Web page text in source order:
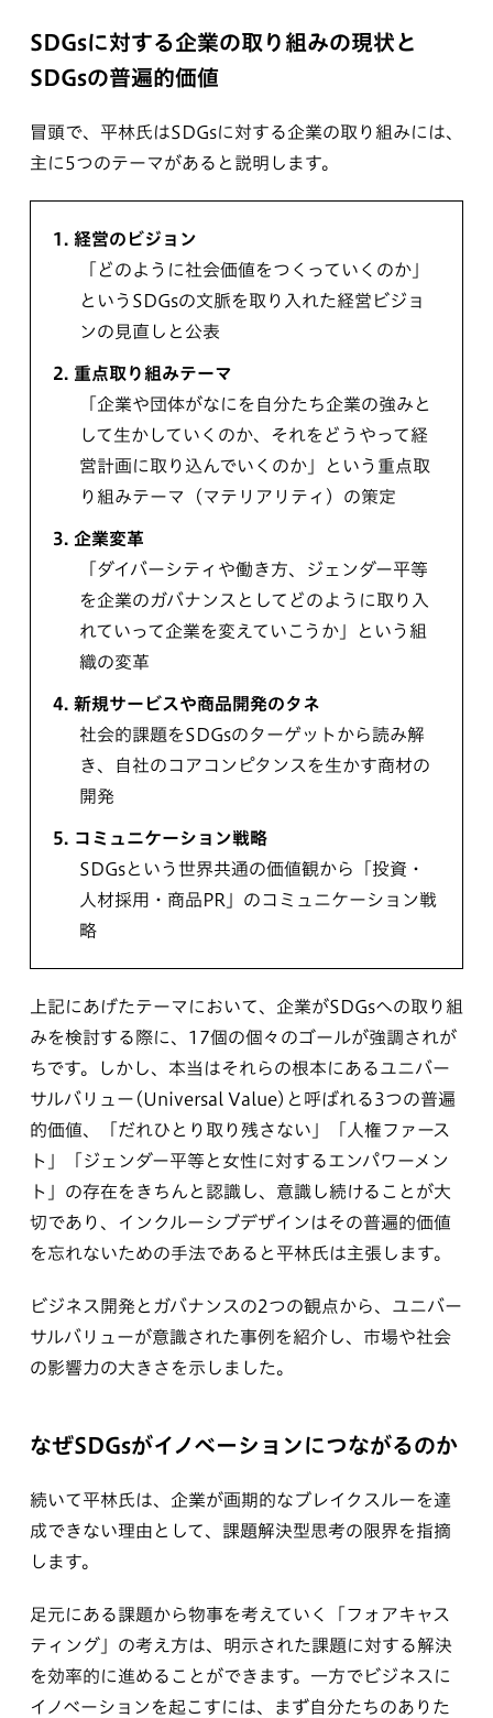
SDGsに対する企業の取り組みの現状と
SDGsの普遍的価値
冒頭で、平林氏はSDGsに対する企業の取り組みには、
主に5つのテーマがあると説明します。
1. 経営のビジョン
「どのように社会価値をつくっていくのか」
というSDGsの文脈を取り入れた経営ビジョ
ンの見直しと公表
2. 重点取り組みテーマ
「企業や団体がなにを自分たち企業の強みと
して生かしていくのか、それをどうやって経
営計画に取り込んでいくのか」という重点取
り組みテーマ（マテリアリティ）の策定
3. 企業変革
「ダイバーシティや働き方、ジェンダー平等
を企業のガバナンスとしてどのように取り入
れていって企業を変えていこうか」という組
織の変革
4. 新規サービスや商品開発のタネ
社会的課題をSDGsのターゲットから読み解
き、自社のコアコンピタンスを生かす商材の
開発
5. コミュニケーション戦略
SDGsという世界共通の価値観から「投資・
人材採用・商品PR」のコミュニケーション戦
略
上記にあげたテーマにおいて、企業がSDGsへの取り組
みを検討する際に、17個の個々のゴールが強調されが
ちです。しかし、本当はそれらの根本にあるユニバー
サルバリュー(Universal Value)と呼ばれる3つの普遍
的価値、「だれひとり取り残さない」「人権ファース
ト」「ジェンダー平等と女性に対するエンパワーメン
ト」の存在をきちんと認識し、意識し続けることが大
切であり、インクルーシブデザインはその普遍的価値
を忘れないための手法であると平林氏は主張します。
ビジネス開発とガバナンスの2つの観点から、ユニバー
サルバリューが意識された事例を紹介し、市場や社会
の影響力の大きさを示しました。
なぜSDGsがイノベーションにつながるのか
続いて平林氏は、企業が画期的なブレイクスルーを達
成できない理由として、課題解決型思考の限界を指摘
します。
足元にある課題から物事を考えていく「フォアキャス
ティング」の考え方は、明示された課題に対する解決
を効率的に進めることができます。一方でビジネスに
イノベーションを起こすには、まず自分たちのありた